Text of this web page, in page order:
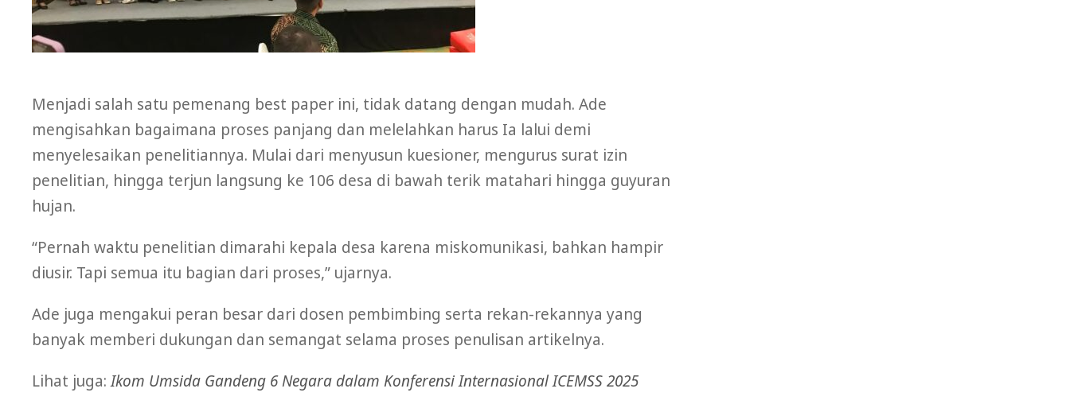
Menjadi salah satu pemenang best paper ini, tidak datang dengan mudah. Ade
mengisahkan bagaimana proses panjang dan melelahkan harus Ia lalui demi
menyelesaikan penelitiannya. Mulai dari menyusun kuesioner, mengurus surat izin
penelitian, hingga terjun langsung ke 106 desa di bawah terik matahari hingga guyuran
hujan.
“Pernah waktu penelitian dimarahi kepala desa karena miskomunikasi, bahkan hampir
diusir. Tapi semua itu bagian dari proses,” ujarnya.
Ade juga mengakui peran besar dari dosen pembimbing serta rekan-rekannya yang
banyak memberi dukungan dan semangat selama proses penulisan artikelnya.
Lihat juga:Ikom Umsida Gandeng 6 Negara dalam Konferensi Internasional ICEMSS 2025